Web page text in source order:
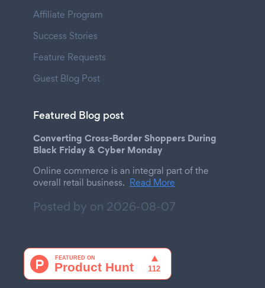
Affiliate Program
Success Stories
Feature Requests
Guest Blog Post
Featured Blog post
Converting Cross-Border Shoppers During
Black Friday & Cyber Monday
Online commerce is an integral part of the
overall retail business. Read More
Posted by on 2026-08-07